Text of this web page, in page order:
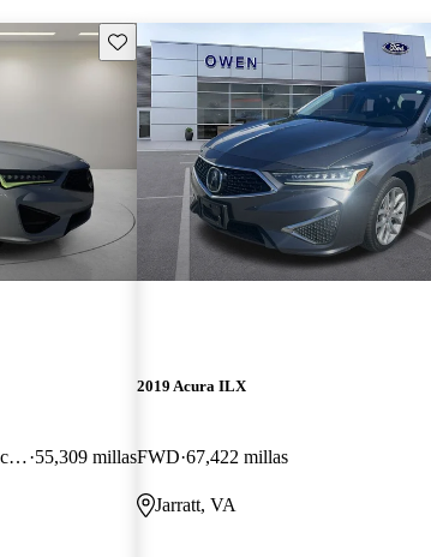
Guarda este Aviso
FWD with Premium and A-Spec Package 55,309 millas
2019 Acura ILX
FWD 67,422 millas
Jarratt, VA